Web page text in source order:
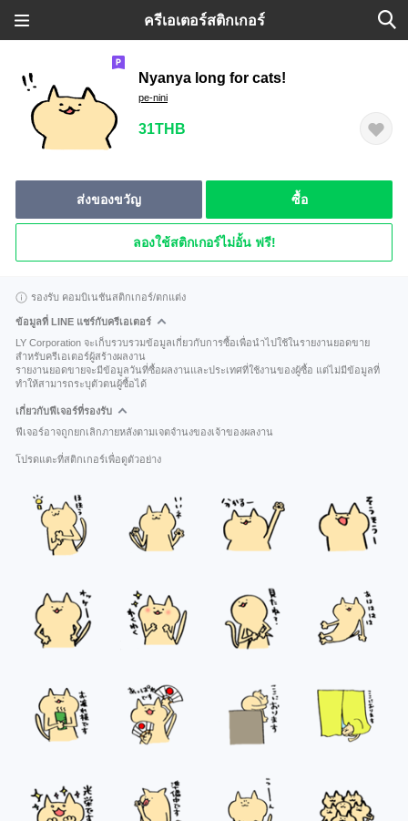
ครีเอเตอร์สติกเกอร์
Nyanya long for cats!
pe-nini
31THB
ส่งของขวัญ ซื้อ
ลองใช้สติกเกอร์ไม่อั้น ฟรี!
รองรับ คอมบิเนชันสติกเกอร์/ตกแต่ง
ข้อมูลที่ LINE แชร์กับครีเอเตอร์
LY Corporation จะเก็บรวบรวมข้อมูลเกี่ยวกับการซื้อเพื่อนำไปใช้ในรายงานยอดขาย
สำหรับครีเอเตอร์ผู้สร้างผลงาน
รายงานยอดขายจะมีข้อมูลวันที่ซื้อผลงานและประเทศที่ใช้งานของผู้ซื้อ แต่ไม่มีข้อมูลที่
ทำให้สามารถระบุตัวตนผู้ซื้อได้
เกี่ยวกับฟีเจอร์ที่รองรับ
ฟีเจอร์อาจถูกยกเลิกภายหลังตามเจตจำนงของเจ้าของผลงาน
โปรดแตะที่สติกเกอร์เพื่อดูตัวอย่าง